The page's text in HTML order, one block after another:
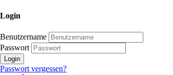
Login
Benutzername
Passwort
Login
Passwort vergessen?